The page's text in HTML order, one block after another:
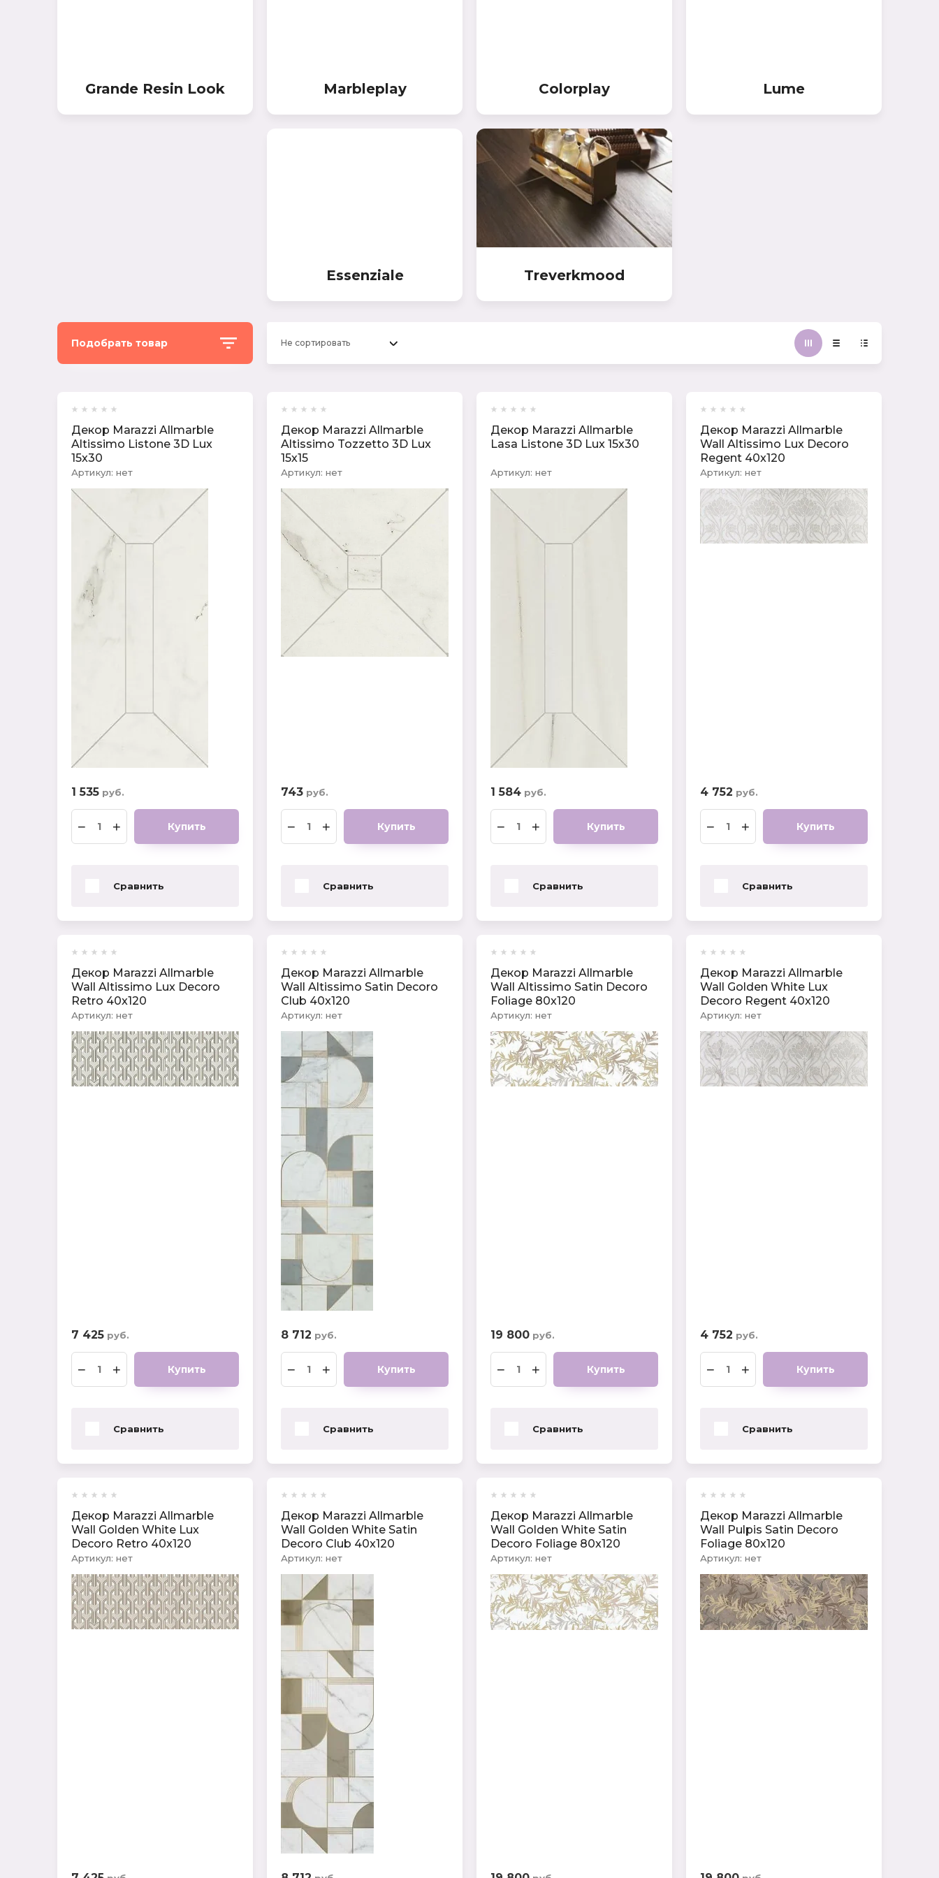
Спецпредложение:
Выберите...
5
Grande Resin Look Marbleplay Colorplay Lume
Essenziale Treverkmood
Подобрать товар
Цена:
Производитель:
MARAZZI(Италия)
Размер:
Не сортировать
Декор Marazzi Allmarble
Altissimo Listone 3D Lux
15х30
Артикул: нет
1 535 руб.
− + Купить
Сравнить
Декор Marazzi Allmarble
Altissimo Tozzetto 3D Lux
15х15
Артикул: нет
743 руб.
− + Купить
Сравнить
Декор Marazzi Allmarble
Lasa Listone 3D Lux 15х30
Артикул: нет
1 584 руб.
− + Купить
Сравнить
Декор Marazzi Allmarble
Wall Altissimo Lux Decoro
Regent 40x120
Артикул: нет
4 752 руб.
− + Купить
Сравнить
Декор Marazzi Allmarble
Wall Altissimo Lux Decoro
Retro 40x120
Артикул: нет
7 425 руб.
− + Купить
Сравнить
Декор Marazzi Allmarble
Wall Altissimo Satin Decoro
Club 40x120
Артикул: нет
8 712 руб.
− + Купить
Сравнить
Декор Marazzi Allmarble
Wall Altissimo Satin Decoro
Foliage 80x120
Артикул: нет
19 800 руб.
− + Купить
Сравнить
Декор Marazzi Allmarble
Wall Golden White Lux
Decoro Regent 40x120
Артикул: нет
4 752 руб.
− + Купить
Сравнить
Декор Marazzi Allmarble
Wall Golden White Lux
Decoro Retro 40x120
Артикул: нет
Декор Marazzi Allmarble
Wall Golden White Satin
Decoro Club 40x120
Артикул: нет
Декор Marazzi Allmarble
Wall Golden White Satin
Decoro Foliage 80x120
Артикул: нет
Декор Marazzi Allmarble
Wall Pulpis Satin Decoro
Foliage 80x120
Артикул: нет